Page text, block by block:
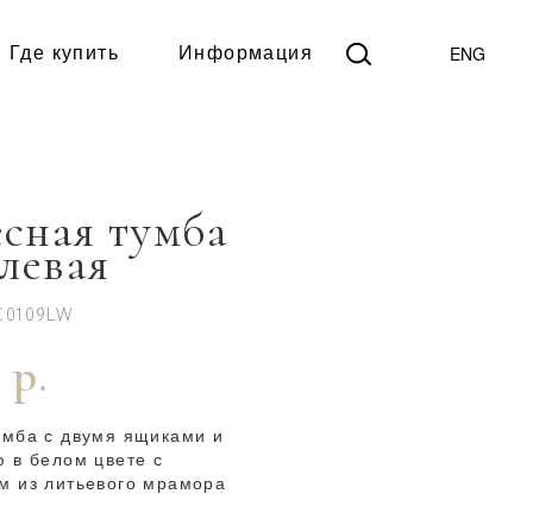
Где купить Информация ENG
тумба
р.
с двумя ящиками и
в белом цвете с
из литьевого мрамора